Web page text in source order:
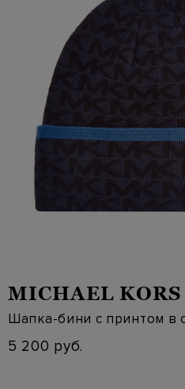
MICHAEL KORS
Шапка-бини с принтом в
5 200 руб.